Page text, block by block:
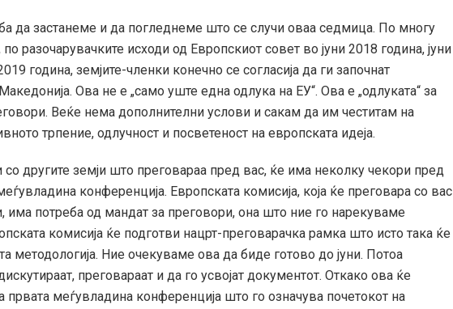
да застанеме и да погледнеме што се случи оваа седмица. По многу
разочарувачките исходи од Европскиот совет во јуни 2018 година, јуни
година, земјите-членки конечно се согласија да ги започнат
Ова не е „само уште една одлука на ЕУ“. Ова е „одлуката“ за
Веќе нема дополнителни услови и сакам да им честитам на
трпение, одлучност и посветеност на европската идеја.
другите земји што преговараа пред вас, ќе има неколку чекори пред
конференција. Европската комисија, која ќе преговара со вас
има потреба од мандат за преговори, она што ние го нарекуваме
комисија ќе подготви нацрт-преговарачка рамка што исто така ќе
методологија. Ние очекуваме ова да биде готово до јуни. Потоа
преговараат и да го усвојат документот. Откако ова ќе
меѓувладина конференција што го означува почетокот на